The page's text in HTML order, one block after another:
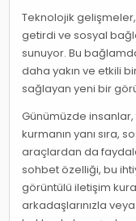
Teknolojik
getirdi ve sosyal
sunuyor. Bu
daha yakın ve etkili
sağlayan yeni bir
Günümüzde
kurmanın yanı sıra,
araçlardan da
sohbet özelliği, bu
görüntülü iletişim
arkadaşlarınızla